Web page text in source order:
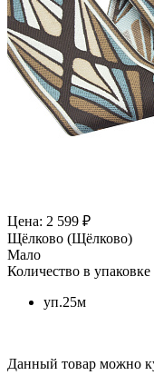
Цена: 2 599 ₽
Щёлково (Щёлково)
Мало
Количество в упаковке
уп.25м
Данный товар можно